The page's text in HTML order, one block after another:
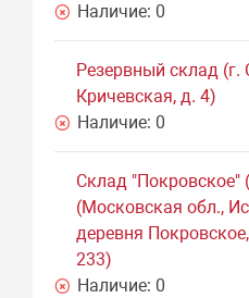
Наличие: 0
Резервный склад
Кричевская, д. 4)
Наличие: 0
Склад "Покровское"
(Московская обл.,
деревня
233)
Наличие: 0